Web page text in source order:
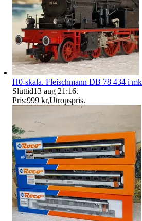
H0-skala. Fleischmann DB 78 434 i
Sluttid13 aug 21:16.
Pris:999 kr,Utropspris.